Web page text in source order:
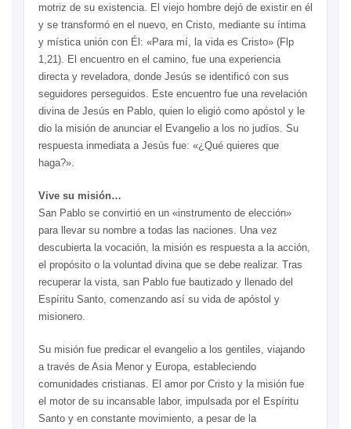
motriz de su existencia. El viejo hombre dejó de existir en él
y se transformó en el nuevo, en Cristo, mediante su íntima
y mística unión con Él: «Para mí, la vida es Cristo» (Flp
1,21). El encuentro en el camino, fue una experiencia
directa y reveladora, donde Jesús se identificó con sus
seguidores perseguidos. Este encuentro fue una revelación
divina de Jesús en Pablo, quien lo eligió como apóstol y le
dio la misión de anunciar el Evangelio a los no judíos. Su
respuesta inmediata a Jesús fue: «¿Qué quieres que
haga?».
Vive su misión…
San Pablo se convirtió en un «instrumento de elección»
para llevar su nombre a todas las naciones. Una vez
descubierta la vocación, la misión es respuesta a la acción,
el propósito o la voluntad divina que se debe realizar. Tras
recuperar la vista, san Pablo fue bautizado y llenado del
Espíritu Santo, comenzando así su vida de apóstol y
misionero.
Su misión fue predicar el evangelio a los gentiles, viajando
a través de Asia Menor y Europa, estableciendo
comunidades cristianas. El amor por Cristo y la misión fue
el motor de su incansable labor, impulsada por el Espíritu
Santo y en constante movimiento, a pesar de la